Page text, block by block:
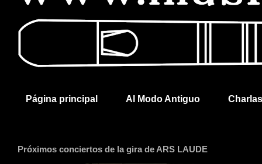
Página principal Al Modo Antiguo
Próximos conciertos de la gira de ARS LAUDE